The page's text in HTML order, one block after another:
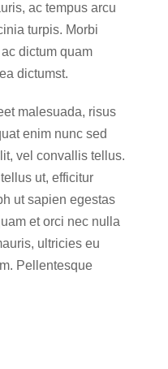
ac tempus arcu
turpis. Morbi
dictum quam
dictumst.
malesuada, risus
enim nunc sed
vel convallis tellus.
ut, efficitur
ut sapien egestas
et orci nec nulla
ultricies eu
Pellentesque